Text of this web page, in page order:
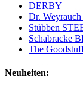
DERBY
Dr.
Stübben
Schabracke
The
Neuheiten: